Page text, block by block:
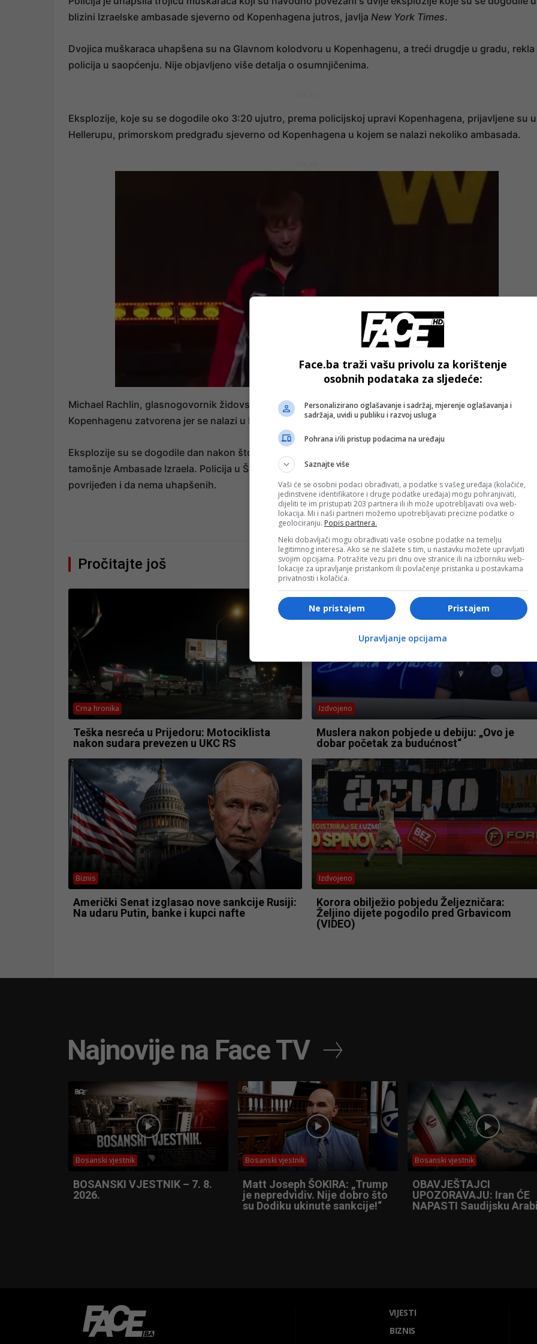
blizini Izraelske ambasade sjeverno od Kopenhagena jutros, javlja New York Times.
Dvojica muškaraca uhapšena su na Glavnom kolodvoru u Kopenhagenu, a treći drugdje u gradu, rekla
policija u saopćenju. Nije objavljeno više detalja o osumnjičenima.
Eksplozije, koje su se dogodile oko 3:20 ujutro, prema policijskoj upravi Kopenhagena, prijavljene su u
Hellerupu, primorskom predgrađu sjeverno od Kopenhagena u kojem se nalazi nekoliko ambasada.
Michael Rachlin, glasnogovornik židovske zajednice u Danskoj, rekao je da je jedina jevrejska škola u
Kopenhagenu zatvorena jer se nalazi u blizini područja.
Eksplozije su se dogodile dan nakon što je policija u Stockholmu navela da je došlo do pucnjave kod
tamošnje Ambasade Izraela. Policija u Švedskoj istražuje navodnu pucnjavu, ali je navela da niko nije
povrijeđen i da nema uhapšenih.
- OGLAS -
Pročitajte još
Crna hronika
Teška nesreća u Prijedoru: Motociklista
nakon sudara prevezen u UKC RS
Izdvojeno
Muslera nakon pobjede u debiju: „Ovo je
dobar početak za budućnost“
Biznis
Američki Senat izglasao nove sankcije Rusiji:
Na udaru Putin, banke i kupci nafte
Izdvojeno
Korora obilježio pobjedu Željezničara:
Željino dijete pogodilo pred Grbavicom
(VIDEO)
Najnovije na Face TV
Bosanski vjestnik
BOSANSKI VJESTNIK – 7. 8.
2026.
Bosanski vjestnik
Matt Joseph ŠOKIRA: „Trump
je nepredvidiv. Nije dobro što
su Dodiku ukinute sankcije!“
Bosanski vjestnik
OBAVJEŠTAJCI
UPOZORAVAJU: Iran ĆE
NAPASTI Saudijsku
VIJESTI
BIZNIS
Face.ba traži vašu privolu za korištenje
osobnih podataka za sljedeće:
Personalizirano oglašavanje i sadržaj, mjerenje oglašavanja i
sadržaja, uvidi u publiku i razvoj usluga
Pohrana i/ili pristup podacima na uređaju
Saznajte više
Vaši će se osobni podaci obrađivati, a podatke s vašeg uređaja (kolačiće,
jedinstvene identifikatore i druge podatke uređaja) mogu pohranjivati,
dijeliti te im pristupati 203 partnera ili ih može upotrebljavati ova web-
lokacija. Mi i naši partneri možemo upotrebljavati precizne podatke o
geolociranju. Popis partnera.
Neki dobavljači mogu obrađivati vaše osobne podatke na temelju
legitimnog interesa. Ako se ne slažete s tim, u nastavku možete upravljati
svojim opcijama. Potražite vezu pri dnu ove stranice ili na izborniku web-
lokacije za upravljanje pristankom ili povlačenje pristanka u postavkama
privatnosti i kolačića.
Pristajem
Ne pristajem
Upravljanje opcijama